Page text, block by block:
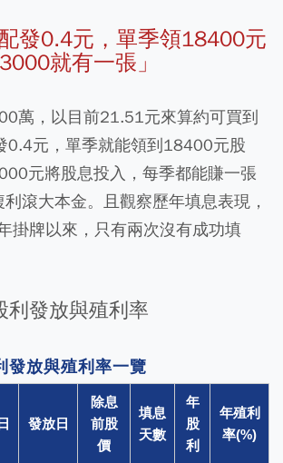
發0.4元，單季領18400元
就有一張」
萬，以目前21.51元來算約可買到
0.4元，單季就能領到18400元股
元將股息投入，每季都能賺一張
滾大本金。且觀察歷年填息表現，
掛牌以來，只有兩次沒有成功填
利發放與殖利率
發放與殖利率一覽
發放日
除息
前股
價
填息
天數
年
股
利
年殖利
率(%)